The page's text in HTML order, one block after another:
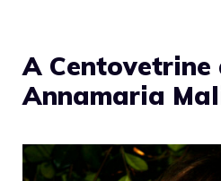
A
Annamaria